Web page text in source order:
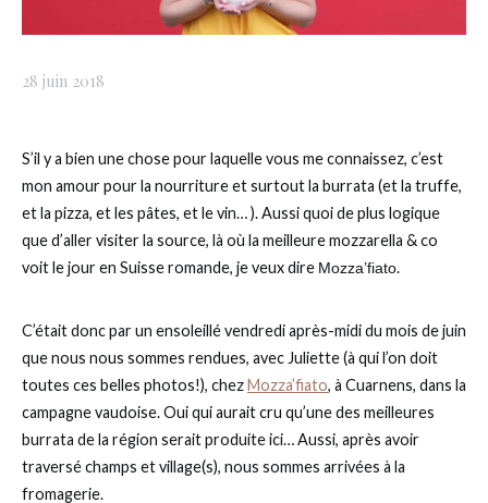
28 juin 2018
S’il y a bien une chose pour laquelle vous me connaissez, c’est
mon amour pour la nourriture et surtout la burrata (et la truffe,
et la pizza, et les pâtes, et le vin… ). Aussi quoi de plus logique
que d’aller visiter la source, là où la meilleure mozzarella & co
voit le jour en Suisse romande, je veux dire Mozza’fiato.
C’était donc par un ensoleillé vendredi après-midi du mois de juin
que nous nous sommes rendues, avec Juliette (à qui l’on doit
toutes ces belles photos!), chezMozza’fiato, à Cuarnens, dans la
campagne vaudoise. Oui qui aurait cru qu’une des meilleures
burrata de la région serait produite ici… Aussi, après avoir
traversé champs et village(s), nous sommes arrivées à la
fromagerie.